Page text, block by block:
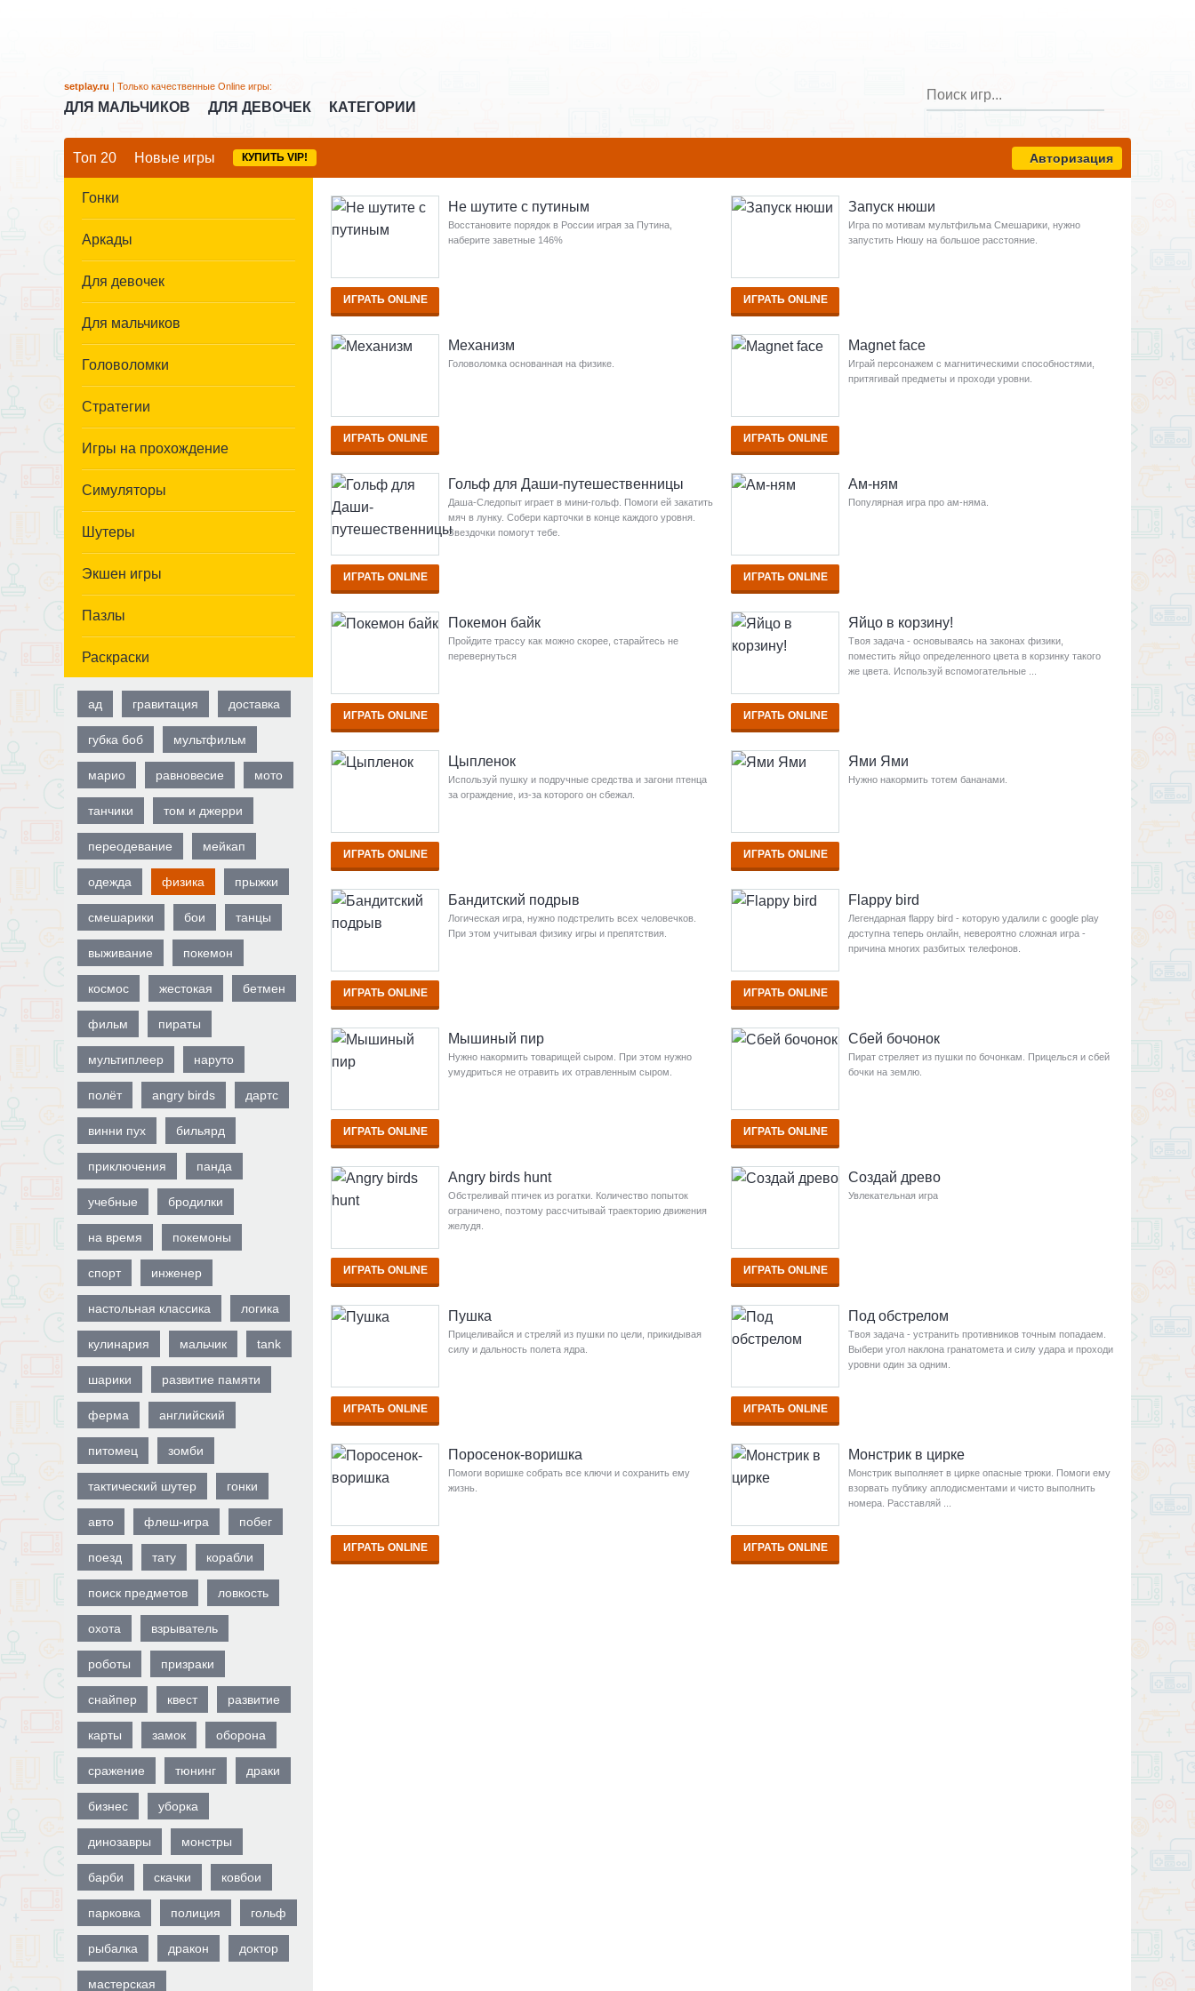
setplay.ru | Только качественные Online игры:
ДЛЯ МАЛЬЧИКОВ ДЛЯ ДЕВОЧЕК КАТЕГОРИИ
Топ 20 Новые игры КУПИТЬ VIP! Авторизация
Гонки
Аркады
Для девочек
Для мальчиков
Головоломки
Стратегии
Игры на прохождение
Симуляторы
Шутеры
Экшен игры
Пазлы
Раскраски
ад гравитация доставка
губка боб мультфильм
марио равновесие мото
танчики том и джерри
переодевание мейкап
одежда физика прыжки
смешарики бои танцы
выживание покемон
космос жестокая бетмен
фильм пираты
мультиплеер наруто
полёт angry birds дартс
винни пух бильярд
приключения панда
учебные бродилки
на время покемоны
спорт инженер
настольная классика логика
кулинария мальчик tank
шарики развитие памяти
ферма английский
питомец зомби
тактический шутер гонки
авто флеш-игра побег
поезд тату корабли
поиск предметов ловкость
охота взрыватель
роботы призраки
снайпер квест развитие
карты замок оборона
сражение тюнинг драки
бизнес уборка
динозавры монстры
барби скачки ковбои
парковка полиция гольф
рыбалка дракон доктор
мастерская
ИГРАТЬ ONLINE
Не шутите с путиным
Восстановите порядок в России играя за Путина,
наберите заветные 146%
ИГРАТЬ ONLINE
Механизм
Головоломка основанная на физике.
ИГРАТЬ ONLINE
Гольф для Даши-путешественницы
Даша-Следопыт играет в мини-гольф. Помоги ей закатить
мяч в лунку. Собери карточки в конце каждого уровня.
Звездочки помогут тебе.
ИГРАТЬ ONLINE
Покемон байк
Пройдите трассу как можно скорее, старайтесь не
перевернуться
ИГРАТЬ ONLINE
Цыпленок
Используй пушку и подручные средства и загони птенца
за ограждение, из-за которого он сбежал.
ИГРАТЬ ONLINE
Бандитский подрыв
Логическая игра, нужно подстрелить всех человечков.
При этом учитывая физику игры и препятствия.
ИГРАТЬ ONLINE
Мышиный пир
Нужно накормить товарищей сыром. При этом нужно
умудриться не отравить их отравленным сыром.
ИГРАТЬ ONLINE
Angry birds hunt
Обстреливай птичек из рогатки. Количество попыток
ограничено, поэтому рассчитывай траекторию движения
желудя.
ИГРАТЬ ONLINE
Пушка
Прицеливайся и стреляй из пушки по цели, прикидывая
силу и дальность полета ядра.
ИГРАТЬ ONLINE
Поросенок-воришка
Помоги воришке собрать все ключи и сохранить ему
жизнь.
ИГРАТЬ ONLINE
Запуск нюши
Игра по мотивам мультфильма Смешарики, нужно
запустить Нюшу на большое расстояние.
ИГРАТЬ ONLINE
Magnet face
Играй персонажем с магнитическими способностями,
притягивай предметы и проходи уровни.
ИГРАТЬ ONLINE
Ам-ням
Популярная игра про ам-няма.
ИГРАТЬ ONLINE
Яйцо в корзину!
Твоя задача - основываясь на законах физики,
поместить яйцо определенного цвета в корзинку такого
же цвета. Используй вспомогательные ...
ИГРАТЬ ONLINE
Ями Ями
Нужно накормить тотем бананами.
ИГРАТЬ ONLINE
Flappy bird
Легендарная flappy bird - которую удалили с google play
доступна теперь онлайн, невероятно сложная игра -
причина многих разбитых телефонов.
ИГРАТЬ ONLINE
Сбей бочонок
Пират стреляет из пушки по бочонкам. Прицелься и сбей
бочки на землю.
ИГРАТЬ ONLINE
Создай древо
Увлекательная игра
ИГРАТЬ ONLINE
Под обстрелом
Твоя задача - устранить противников точным попадаем.
Выбери угол наклона гранатомета и силу удара и проходи
уровни один за одним.
ИГРАТЬ ONLINE
Монстрик в цирке
Монстрик выполняет в цирке опасные трюки. Помоги ему
взорвать публику аплодисментами и чисто выполнить
номера. Расставляй ...